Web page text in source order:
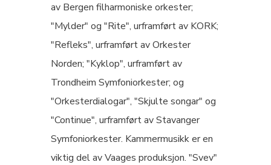
av Bergen filharmoniske orkester;
"Mylder" og "Rite", urframført av KORK;
"Refleks", urframført av Orkester
Norden; "Kyklop", urframført av
Trondheim Symfoniorkester; og
"Orkesterdialogar", "Skjulte songar" og
"Continue", urframført av Stavanger
Symfoniorkester. Kammermusikk er en
viktig del av Vaages produksjon. "Svev"